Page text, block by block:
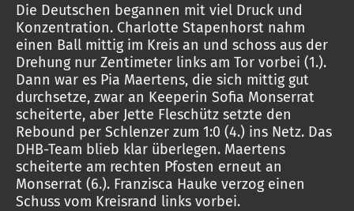
Die Deutschen begannen mit viel Druck und
Konzentration. Charlotte Stapenhorst nahm
einen Ball mittig im Kreis an und schoss aus der
Drehung nur Zentimeter links am Tor vorbei (1.).
Dann war es Pia Maertens, die sich mittig gut
durchsetze, zwar an Keeperin Sofia Monserrat
scheiterte, aber Jette Fleschütz setzte den
Rebound per Schlenzer zum 1:0 (4.) ins Netz. Das
DHB-Team blieb klar überlegen. Maertens
scheiterte am rechten Pfosten erneut an
Monserrat (6.). Franzisca Hauke verzog einen
Schuss vom Kreisrand links vorbei.